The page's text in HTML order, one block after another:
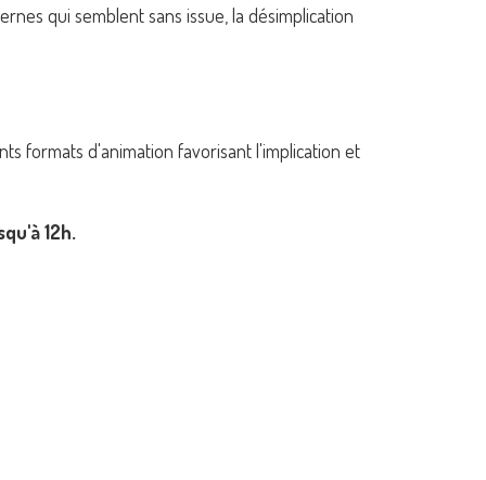
qui semblent sans issue, la désimplication
formats d'animation favorisant l'implication et
12h.